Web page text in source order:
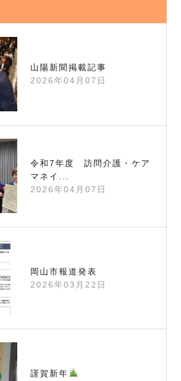
山陽新聞掲載記事
2026年04月07日
令和7年度 訪問介護・ケア
マネイ...
2026年04月07日
岡山市報道発表
2026年03月22日
謹賀新年